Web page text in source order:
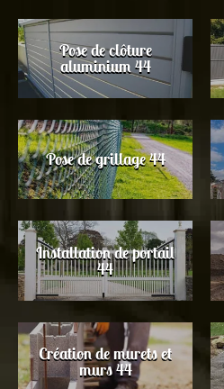
Pose de clôture
aluminium 44
Pose de grillage 44
Installation de portail
44
Création de murets et
murs 44